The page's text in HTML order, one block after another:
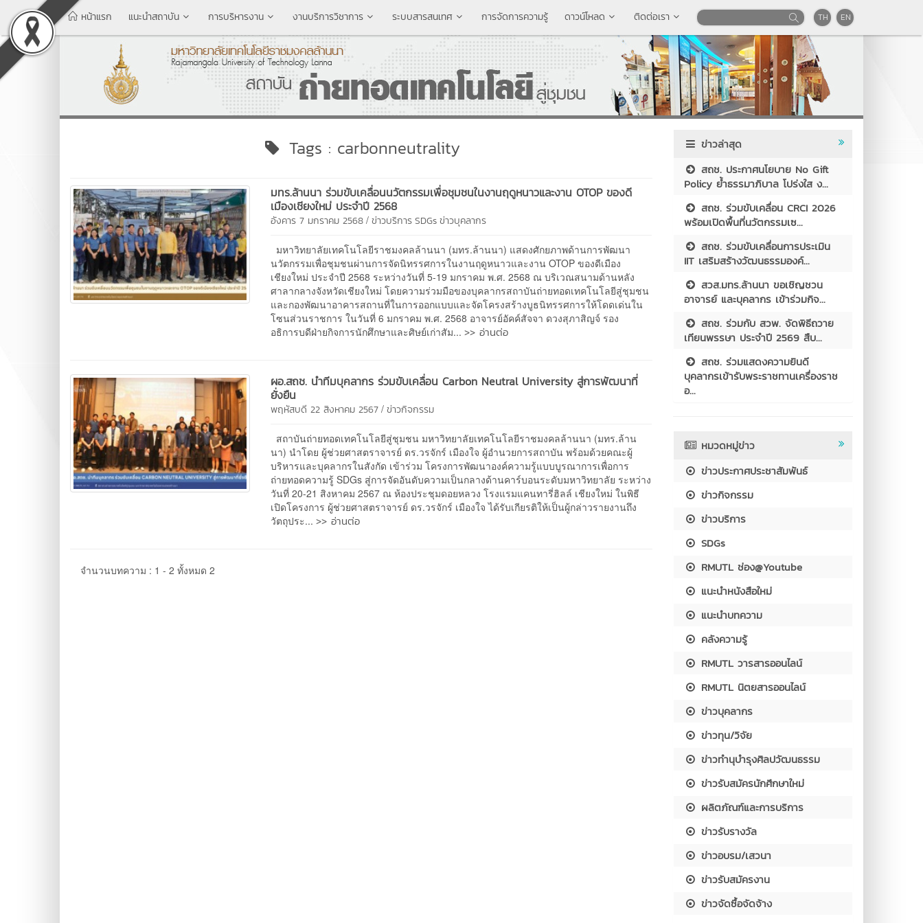
หน้าแรก แนะนำสถาบัน การบริหารงาน งานบริการวิชาการ ระบบสารสนเทศ การจัดการความรู้ ดาวน์โหลด ติดต่อเรา TH EN
Tags : carbonneutrality
มทร.ล้านนา ร่วมขับเคลื่อนนวัตกรรมเพื่อชุมชนในงานฤดูหนาวและงาน OTOP ของดี
เมืองเชียงใหม่ ประจำปี 2568
อังคาร 7 มกราคม 2568 /ข่าวบริการ SDGs ข่าวบุคลากร
มหาวิทยาลัยเทคโนโลยีราชมงคลล้านนา (มทร.ล้านนา) แสดงศักยภาพด้านการพัฒนา
นวัตกรรมเพื่อชุมชนผ่านการจัดนิทรรศการในงานฤดูหนาวและงาน OTOP ของดีเมือง
เชียงใหม่ ประจำปี 2568 ระหว่างวันที่ 5-19 มกราคม พ.ศ. 2568 ณ บริเวณสนามด้านหลัง
ศาลากลางจังหวัดเชียงใหม่ โดยความร่วมมือของบุคลากรสถาบันถ่ายทอดเทคโนโลยีสู่ชุมชน
และกองพัฒนาอาคารสถานที่ในการออกแบบและจัดโครงสร้างบูธนิทรรศการให้โดดเด่นใน
โซนส่วนราชการ ในวันที่ 6 มกราคม พ.ศ. 2568 อาจารย์อัคค์สัจจา ดวงสุภาสิญจ์ รอง
อธิการบดีฝ่ายกิจการนักศึกษาและศิษย์เก่าสัม...>> อ่านต่อ
ผอ.สถช. นำทีมบุคลากร ร่วมขับเคลื่อน Carbon Neutral University สู่การพัฒนาที่
ยั่งยืน
พฤหัสบดี 22 สิงหาคม 2567 /ข่าวกิจกรรม
สถาบันถ่ายทอดเทคโนโลยีสู่ชุมชน มหาวิทยาลัยเทคโนโลยีราชมงคลล้านนา (มทร.ล้าน
นา) นำโดย ผู้ช่วยศาสตราจารย์ ดร.วรจักร์ เมืองใจ ผู้อำนวยการสถาบัน พร้อมด้วยคณะผู้
บริหารและบุคลากรในสังกัด เข้าร่วม โครงการพัฒนาองค์ความรู้แบบบูรณาการเพื่อการ
ถ่ายทอดความรู้ SDGs สู่การจัดอันดับความเป็นกลางด้านคาร์บอนระดับมหาวิทยาลัย ระหว่าง
วันที่ 20-21 สิงหาคม 2567 ณ ห้องประชุมดอยหลวง โรงแรมแคนทารี่ฮิลล์ เชียงใหม่ ในพิธี
เปิดโครงการ ผู้ช่วยศาสตราจารย์ ดร.วรจักร์ เมืองใจ ได้รับเกียรติให้เป็นผู้กล่าวรายงานถึง
วัตถุประ...>> อ่านต่อ
จำนวนบทความ : 1 - 2 ทั้งหมด 2
ข่าวล่าสุด
สถช. ประกาศนโยบาย No Gift
Policy ย้ำธรรมาภิบาล โปร่งใส ง...
สถช. ร่วมขับเคลื่อน CRCI 2026
พร้อมเปิดพื้นที่นวัตกรรมเซ...
สถช. ร่วมขับเคลื่อนการประเมิน
IIT เสริมสร้างวัฒนธรรมองค์...
สวส.มทร.ล้านนา ขอเชิญชวน
อาจารย์ และบุคลากร เข้าร่วมกิจ...
สถช. ร่วมกับ สวพ. จัดพิธีถวาย
เทียนพรรษา ประจำปี 2569 สืบ...
สถช. ร่วมแสดงความยินดี
บุคลากรเข้ารับพระราชทานเครื่องราช
อ...
หมวดหมู่ข่าว
ข่าวประกาศประชาสัมพันธ์
ข่าวกิจกรรม
ข่าวบริการ
SDGs
RMUTL ช่อง@Youtube
แนะนำหนังสือใหม่
แนะนำบทความ
คลังความรู้
RMUTL วารสารออนไลน์
RMUTL นิตยสารออนไลน์
ข่าวบุคลากร
ข่าวทุน/วิจัย
ข่าวทำนุบำรุงศิลปวัฒนธรรม
ข่าวรับสมัครนักศึกษาใหม่
ผลิตภัณฑ์และการบริการ
ข่าวรับรางวัล
ข่าวอบรม/เสวนา
ข่าวรับสมัครงาน
ข่าวจัดซื้อจัดจ้าง